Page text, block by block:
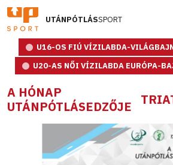
UTÁNPÓTLÁSSPORT
U16-OS FIÚ VÍZILABDA-
U20-AS NŐI VÍZILABDA EURÓPA-
A HÓNAP
UTÁNPÓTLÁSEDZŐJE